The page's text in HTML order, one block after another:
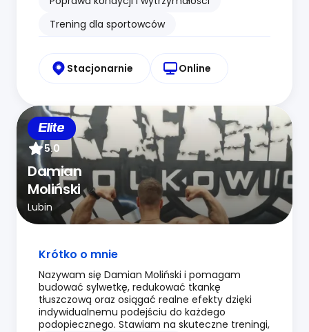
Trening dla sportowców
Stacjonarnie Online
Elite
5.0
Damian
Moliński
Lubin
Krótko o mnie
Nazywam się Damian Moliński i pomagam
budować sylwetkę, redukować tkankę
tłuszczową oraz osiągać realne efekty dzięki
indywidualnemu podejściu do każdego
podopiecznego. Stawiam na skuteczne treningi,